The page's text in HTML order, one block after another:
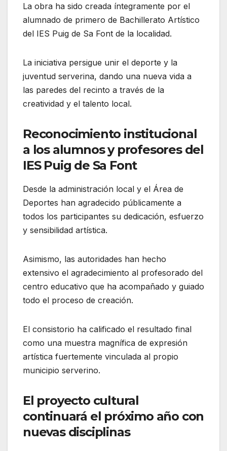
La obra ha sido creada íntegramente por el
alumnado de primero de Bachillerato Artístico
del IES Puig de Sa Font de la localidad.
La iniciativa persigue unir el deporte y la
juventud serverina, dando una nueva vida a
las paredes del recinto a través de la
creatividad y el talento local.
Reconocimiento institucional
a los alumnos y profesores del
IES Puig de Sa Font
Desde la administración local y el Área de
Deportes han agradecido públicamente a
todos los participantes su dedicación, esfuerzo
y sensibilidad artística.
Asimismo, las autoridades han hecho
extensivo el agradecimiento al profesorado del
centro educativo que ha acompañado y guiado
todo el proceso de creación.
El consistorio ha calificado el resultado final
como una muestra magnífica de expresión
artística fuertemente vinculada al propio
municipio serverino.
El proyecto cultural
continuará el próximo año con
nuevas disciplinas